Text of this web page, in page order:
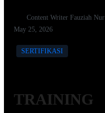
Content Writer Fauziah Nur
May 25, 2026
SERTIFIKASI
TRAINING